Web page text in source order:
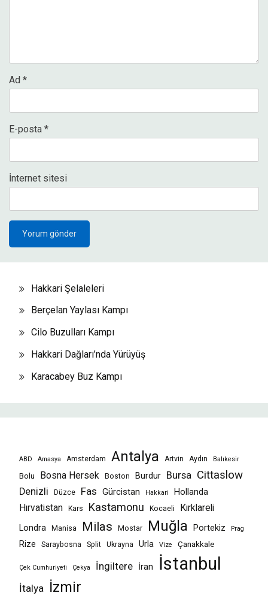
Ad *
E-posta *
İnternet sitesi
Hakkari Şelaleleri
Berçelan Yaylası Kampı
Cilo Buzulları Kampı
Hakkari Dağları’nda Yürüyüş
Karacabey Buz Kampı
ABD Amasya Amsterdam Antalya Artvin Aydın Balıkesir
Bolu Bosna Hersek Boston Burdur Bursa Cittaslow
Denizli Düzce Fas Gürcistan Hakkari
Hollanda
Hırvatistan
Kars Kastamonu Kocaeli
Kırklareli
Londra
Manisa Milas Mostar Muğla Portekiz Prag
Rize Saraybosna Split Ukrayna Urla Vize Çanakkale
Çek Cumhuriyeti Çekya İngiltere İran İstanbul
İtalya İzmir